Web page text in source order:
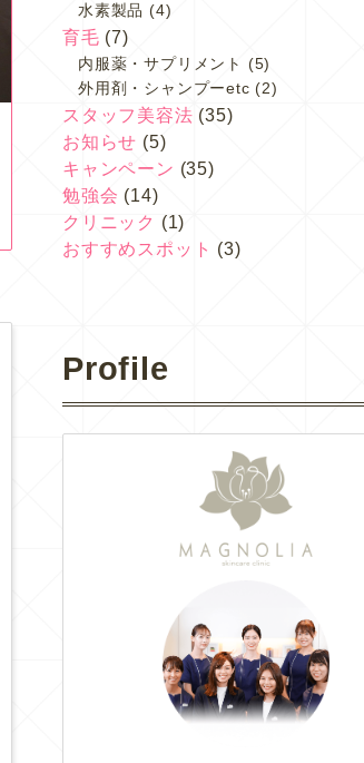
水素製品 (4)
育毛 (7)
内服薬・サプリメント
(5)
外用剤・シャンプーetc (2)
スタッフ美容法 (35)
お知らせ (5)
キャンペーン (35)
勉強会 (14)
クリニック (1)
おすすめスポット (3)
Profile